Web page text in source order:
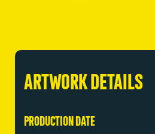
ARTWORK DETAILS
PRODUCTION DATE